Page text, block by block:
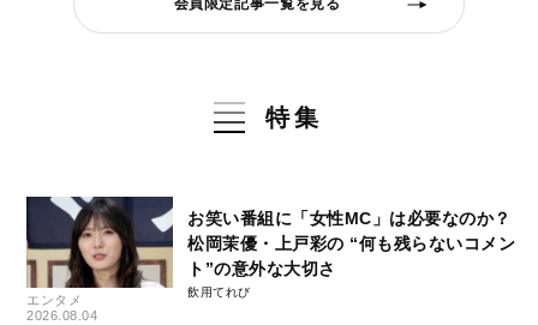
会員限定記事一覧を見る
特集
エンタメ
2026.08.04
お笑い番組に「女性MC」は必要なのか？
松岡茉優・上戸彩の “何も残らないコメン
ト”の意外な大切さ
飲用てれび